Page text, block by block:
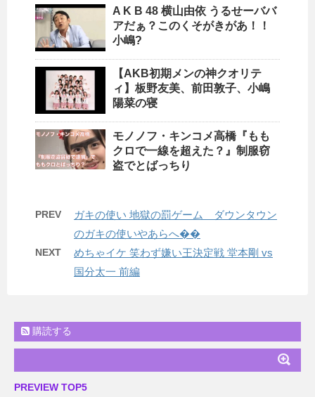
A K B 48 横山由依 うるせーババ
アだぁ？このくそがきがあ！！
小嶋?
【AKB初期メンの神クオリテ
ィ】板野友美、前田敦子、小嶋
陽菜の寝
モノノフ・キンコメ高橋『もも
クロで一線を超えた？』制服窃
盗でとばっちり
PREV
ガキの使い 地獄の罰ゲーム ダウンタウン
のガキの使いやあらへ��
NEXT
めちゃイケ 笑わず嫌い王決定戦 堂本剛 vs
国分太一 前編
購読する
PREVIEW TOP5